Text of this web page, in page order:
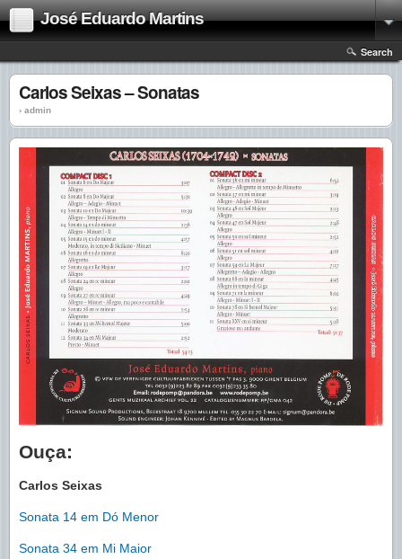
José Eduardo Martins
Search
Carlos Seixas – Sonatas
› admin
Ouça:
Carlos Seixas
Sonata 14 em Dó Menor
Sonata 34 em Mi Maior